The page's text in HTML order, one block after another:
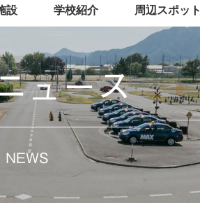
設 学校紹介 周辺スポット
ュース
NEWS